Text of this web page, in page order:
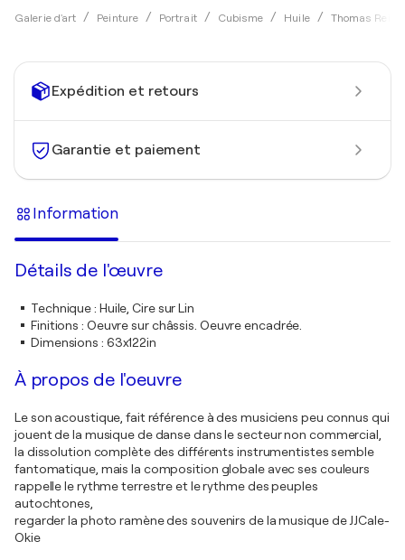
Galerie d'art Peinture Portrait Cubisme Huile Thomas Reich
Expédition et retours
Garantie et paiement
Information
Détails de l'œuvre
Technique: Huile, Cire sur Lin
Finitions : Oeuvre sur châssis. Oeuvre encadrée.
Dimensions : 63x122in
À propos de l'oeuvre
Le son acoustique, fait référence à des musiciens peu connus qui
jouent de la musique de danse dans le secteur non commercial,
la dissolution complète des différents instrumentistes semble
fantomatique, mais la composition globale avec ses couleurs
rappelle le rythme terrestre et le rythme des peuples
autochtones,
regarder la photo ramène des souvenirs de la musique de JJCale-
Okie